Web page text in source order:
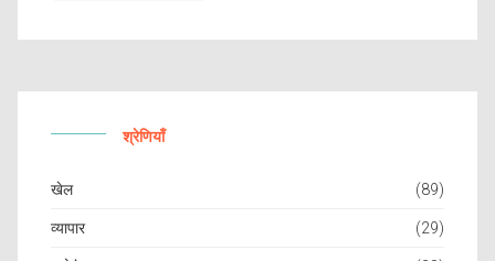
श्रेणियाँ
खेल (89)
व्यापार (29)